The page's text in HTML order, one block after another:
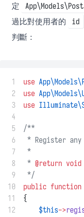
定
App\Models\Post
過比對使用者的
id
判斷：
1 use
2
use
3
use
4
5
/**
6
* Register
7
*
8
* @return void
9
*/
10
public function
11
{
12
$this->